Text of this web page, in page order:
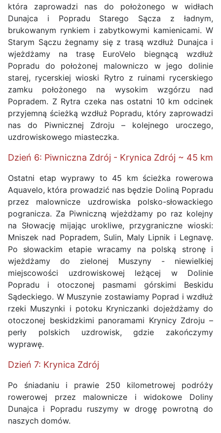
która zaprowadzi nas do położonego w widłach
Dunajca i Popradu Starego Sącza z ładnym,
brukowanym rynkiem i zabytkowymi kamienicami. W
Starym Sączu żegnamy się z trasą wzdłuż Dunajca i
wjeżdżamy na trasę EuroVelo biegnącą wzdłuż
Popradu do położonej malowniczo w jego dolinie
starej, rycerskiej wioski Rytro z ruinami rycerskiego
zamku położonego na wysokim wzgórzu nad
Popradem. Z Rytra czeka nas ostatni 10 km odcinek
przyjemną ścieżką wzdłuż Popradu, który zaprowadzi
nas do Piwnicznej Zdroju – kolejnego uroczego,
uzdrowiskowego miasteczka.
Dzień 6: Piwniczna Zdrój - Krynica Zdrój ~ 45 km
Ostatni etap wyprawy to 45 km ścieżka rowerowa
Aquavelo, która prowadzić nas będzie Doliną Popradu
przez malownicze uzdrowiska polsko-słowackiego
pogranicza. Za Piwniczną wjeżdżamy po raz kolejny
na Słowację mijając urokliwe, przygraniczne wioski:
Mniszek nad Popradem, Sulin, Maly Lipnik i Legnavę.
Po słowackim etapie wracamy na polską stronę i
wjeżdżamy do zielonej Muszyny - niewielkiej
miejscowości uzdrowiskowej leżącej w Dolinie
Popradu i otoczonej pasmami górskimi Beskidu
Sądeckiego. W Muszynie zostawiamy Poprad i wzdłuż
rzeki Muszynki i potoku Kryniczanki dojeżdżamy do
otoczonej beskidzkimi panoramami Krynicy Zdroju –
perły polskich uzdrowisk, gdzie zakończymy
wyprawę.
Dzień 7: Krynica Zdrój
Po śniadaniu i prawie 250 kilometrowej podróży
rowerowej przez malownicze i widokowe Doliny
Dunajca i Popradu ruszymy w drogę powrotną do
naszych domów.